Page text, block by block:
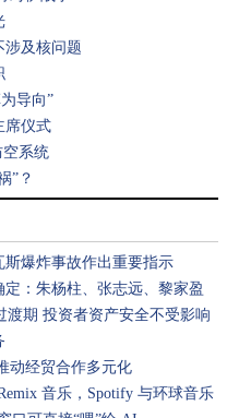
涉及核问题
导向”
席仪式
空系统
”？
爆炸事故作出重要指示
：朱杨柱、张志远、黎家盈
渡期 投资者资产安全不受影响
动经贸合作多元化
音乐，Spotify 与环球音乐